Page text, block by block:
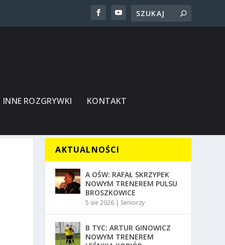
INNE ROZGRYWKI KONTAKT
AKTUALNOŚCI
A OŚW: RAFAŁ SKRZYPEK
NOWYM TRENEREM PULSU
BROSZKOWICE
5 sie 2026 | Seniorzy
B TYC: ARTUR GINOWICZ
NOWYM TRENEREM